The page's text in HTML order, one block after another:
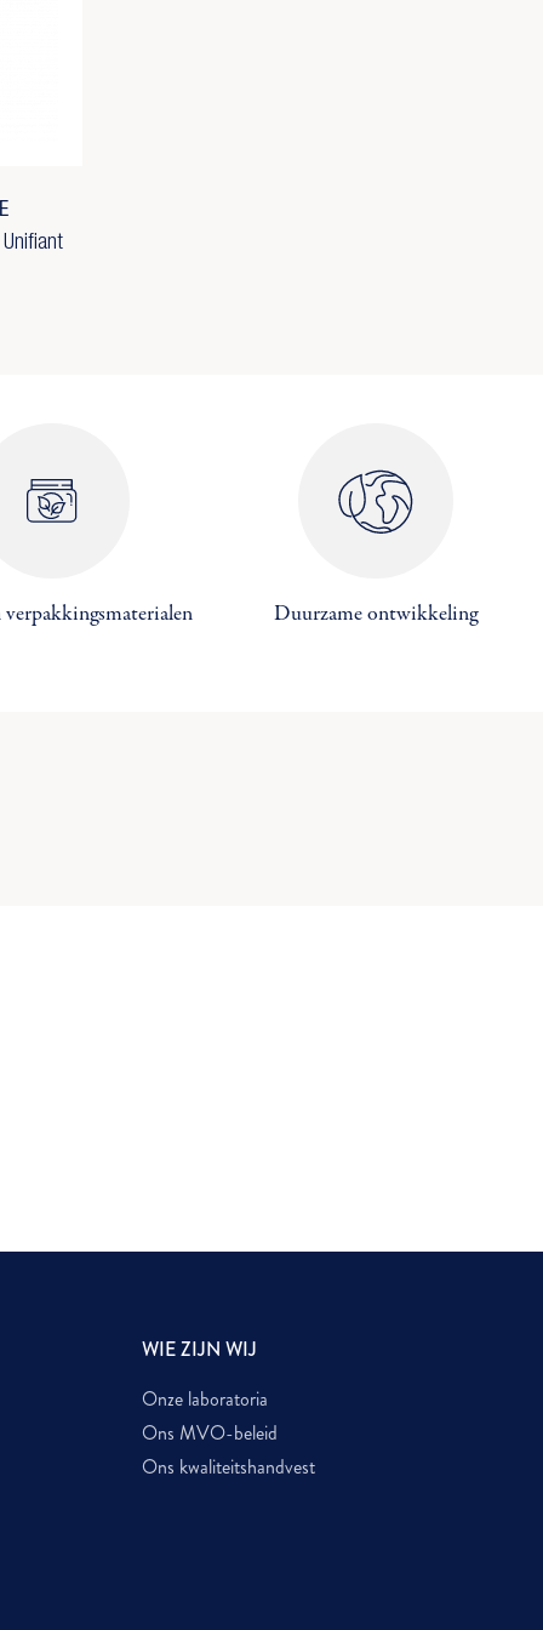
Unifiant
verpakkingsmaterialen Duurzame ontwikkeling
WIE ZIJN WIJ
Onze laboratoria
Ons MVO-beleid
Ons kwaliteitshandvest